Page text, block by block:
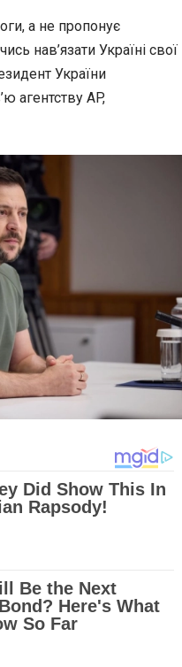
а не пропонує
нав’язати Україні свої
України
агентству AP,